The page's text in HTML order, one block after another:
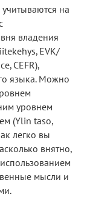
на
владения
EVK/
CEFR),
языка. Можно
уровнем
(Ylin taso,
легко вы
внятно,
мысли и